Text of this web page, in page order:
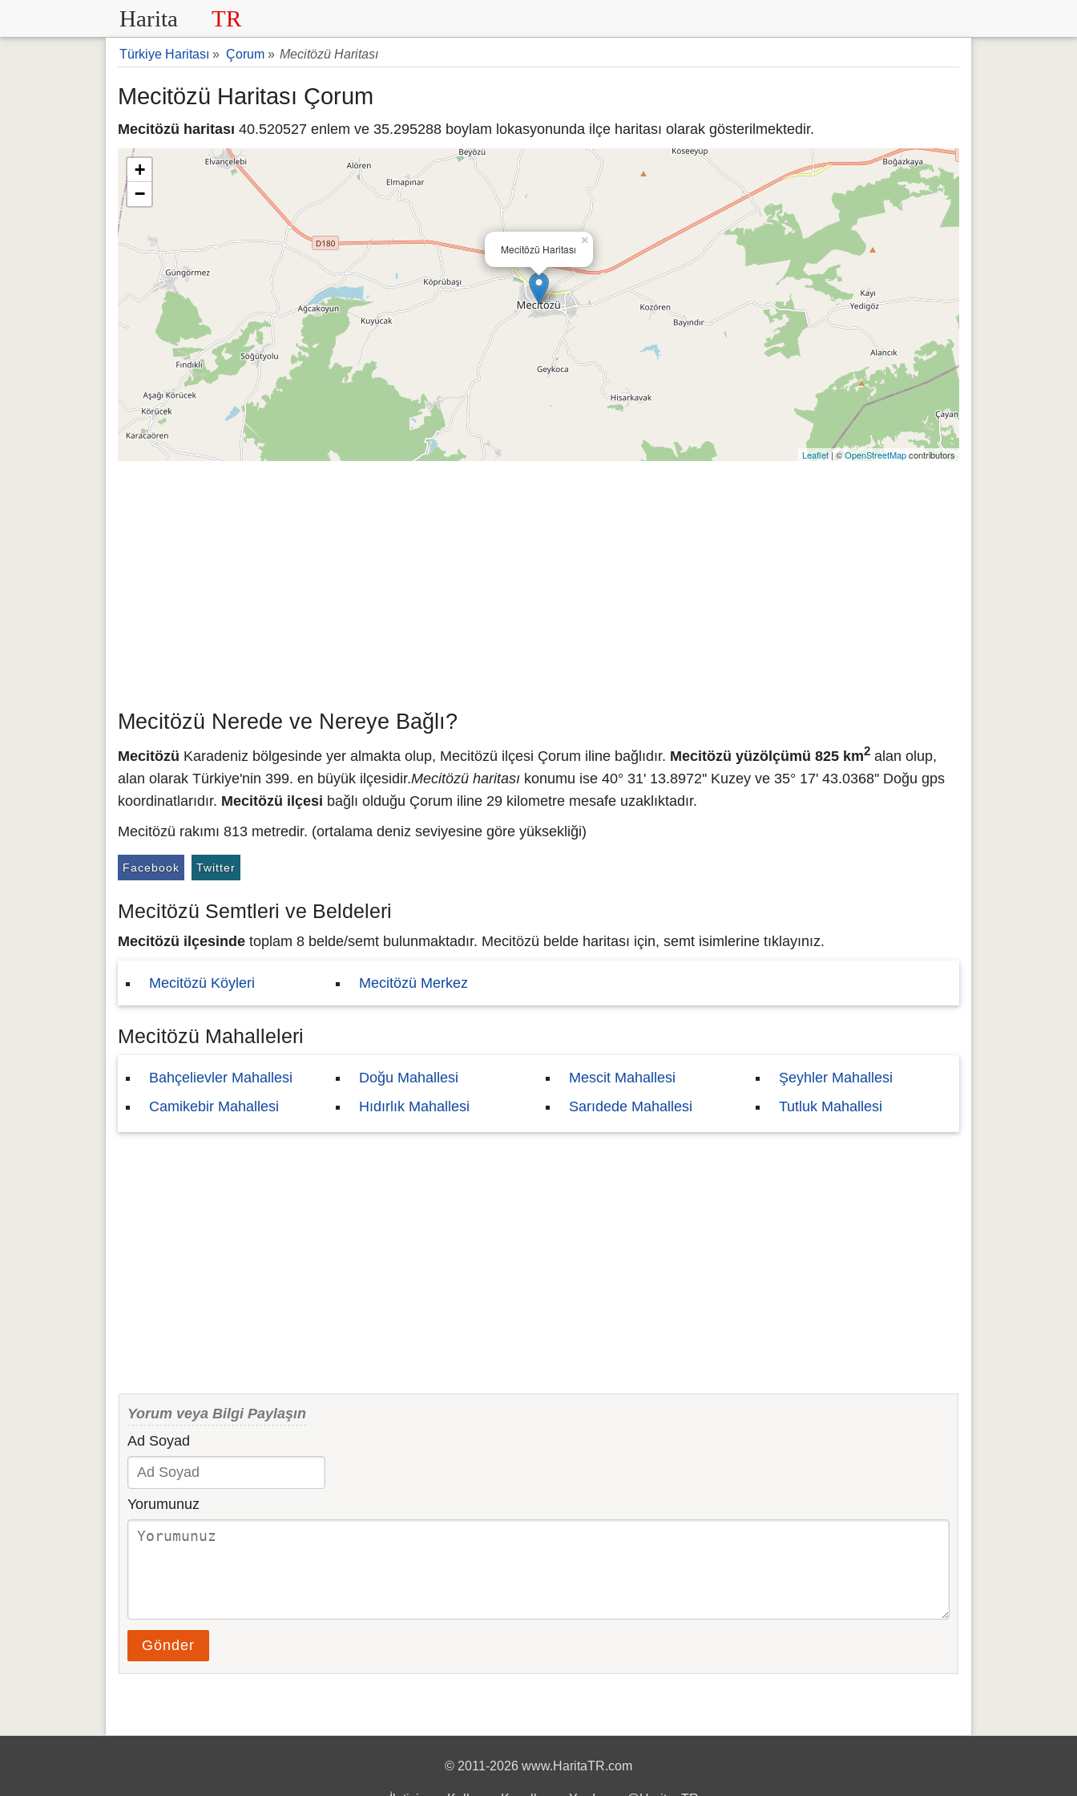
Harita TR
Türkiye Haritası » Çorum » Mecitözü Haritası
Mecitözü Haritası Çorum
Mecitözü haritası 40.520527 enlem ve 35.295288 boylam lokasyonunda ilçe haritası olarak gösterilmektedir.
Mecitözü Haritası
×
+
−
Leaflet| ©OpenStreetMapcontributors
Mecitözü Nerede ve Nereye Bağlı?
Mecitözü Karadeniz bölgesinde yer almakta olup, Mecitözü ilçesi Çorum iline bağlıdır. Mecitözü yüzölçümü 825 km2 alan olup,
alan olarak Türkiye'nin 399. en büyük ilçesidir.Mecitözü haritası konumu ise 40° 31' 13.8972'' Kuzey ve 35° 17' 43.0368'' Doğu gps
koordinatlarıdır. Mecitözü ilçesi bağlı olduğu Çorum iline 29 kilometre mesafe uzaklıktadır.
Mecitözü rakımı 813 metredir. (ortalama deniz seviyesine göre yüksekliği)
Facebook Twitter
Mecitözü Semtleri ve Beldeleri
Mecitözü ilçesinde toplam 8 belde/semt bulunmaktadır. Mecitözü belde haritası için, semt isimlerine tıklayınız.
Mecitözü Köyleri Mecitözü Merkez
Mecitözü Mahalleleri
Bahçelievler Mahallesi
Camikebir Mahallesi
Doğu Mahallesi
Hıdırlık Mahallesi
Mescit Mahallesi
Sarıdede Mahallesi
Şeyhler Mahallesi
Tutluk Mahallesi
Yorum veya Bilgi Paylaşın
Ad Soyad
Yorumunuz
Gönder
© 2011-2026 www.HaritaTR.com